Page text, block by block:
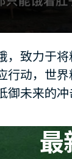
，致力于
行动，世
未来的冲
最